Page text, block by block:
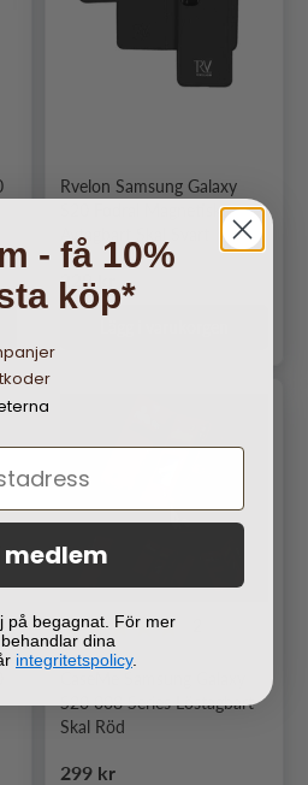
Rvelon Samsung Galaxy
S20 Fodral Magnetiskt
Avtagbart Skal Svart
Ordinarie pris
229 kr
S20 008 Series Löstagbart
Skal Röd
Ordinarie pris
299 kr
- få 10%
köp*
medlem
på begagnat. För mer
dina
integritetspolicy.